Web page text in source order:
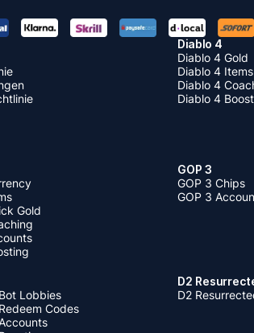
Diablo 4
Diablo 4 Gold
Diablo 4 Items
Diablo 4
Diablo 4
Gold
GOP 3
GOP 3 Chips
GOP 3
Lobbies
Codes
D2
D2